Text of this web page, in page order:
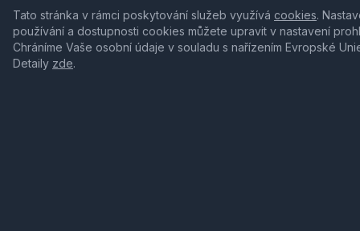
Tato stránka v rámci poskytování služeb využívá cookies.
používání a dostupnosti cookies můžete upravit v nastavení
Chráníme Vaše osobní údaje v souladu s nařízením Evropské
Detaily zde.